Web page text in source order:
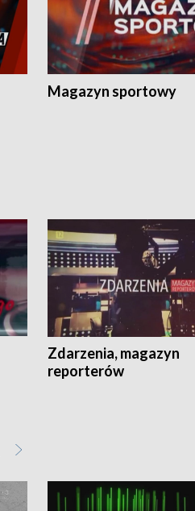
Magazyn sportowy
Zdarzenia, magazyn
reporterów